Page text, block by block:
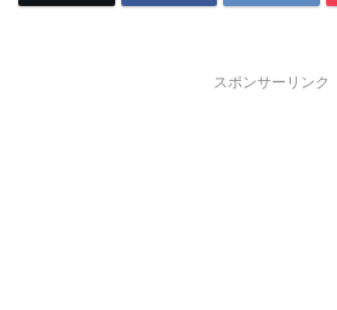
スポンサーリンク